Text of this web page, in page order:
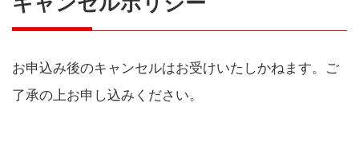
お申込み後のキャンセルはお受けいたしかねます。ご
了承の上お申し込みください。